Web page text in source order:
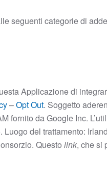
seguenti categorie di
Applicazione di
–Opt Out. Soggetto
fornito da Google Inc.
del trattamento:
. Questo link, che si